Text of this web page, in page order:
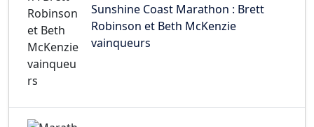
Sunshine Coast Marathon : Brett
Robinson et Beth McKenzie
vainqueurs